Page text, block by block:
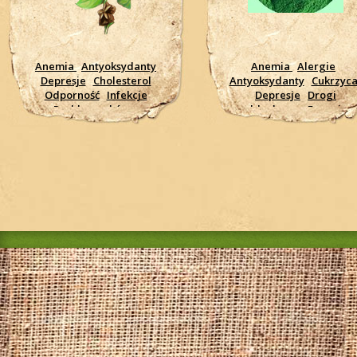
Anemia Antyoksydanty
Depresje Cholesterol
Odporność Infekcje
Problemy skórne
Krążenie Mózg wsparcie
Anemia Alergie
Antyoksydanty Cukrzyca
Depresje Drogi
oddechowe Energia
Odporność Infekcje
Nowotwory, rak Serce -
wsparcie Trawienie
wzmocnienie organizmu
Wysokie ciśnienie
Zmęczenie Wzrok -
wzmocnienie